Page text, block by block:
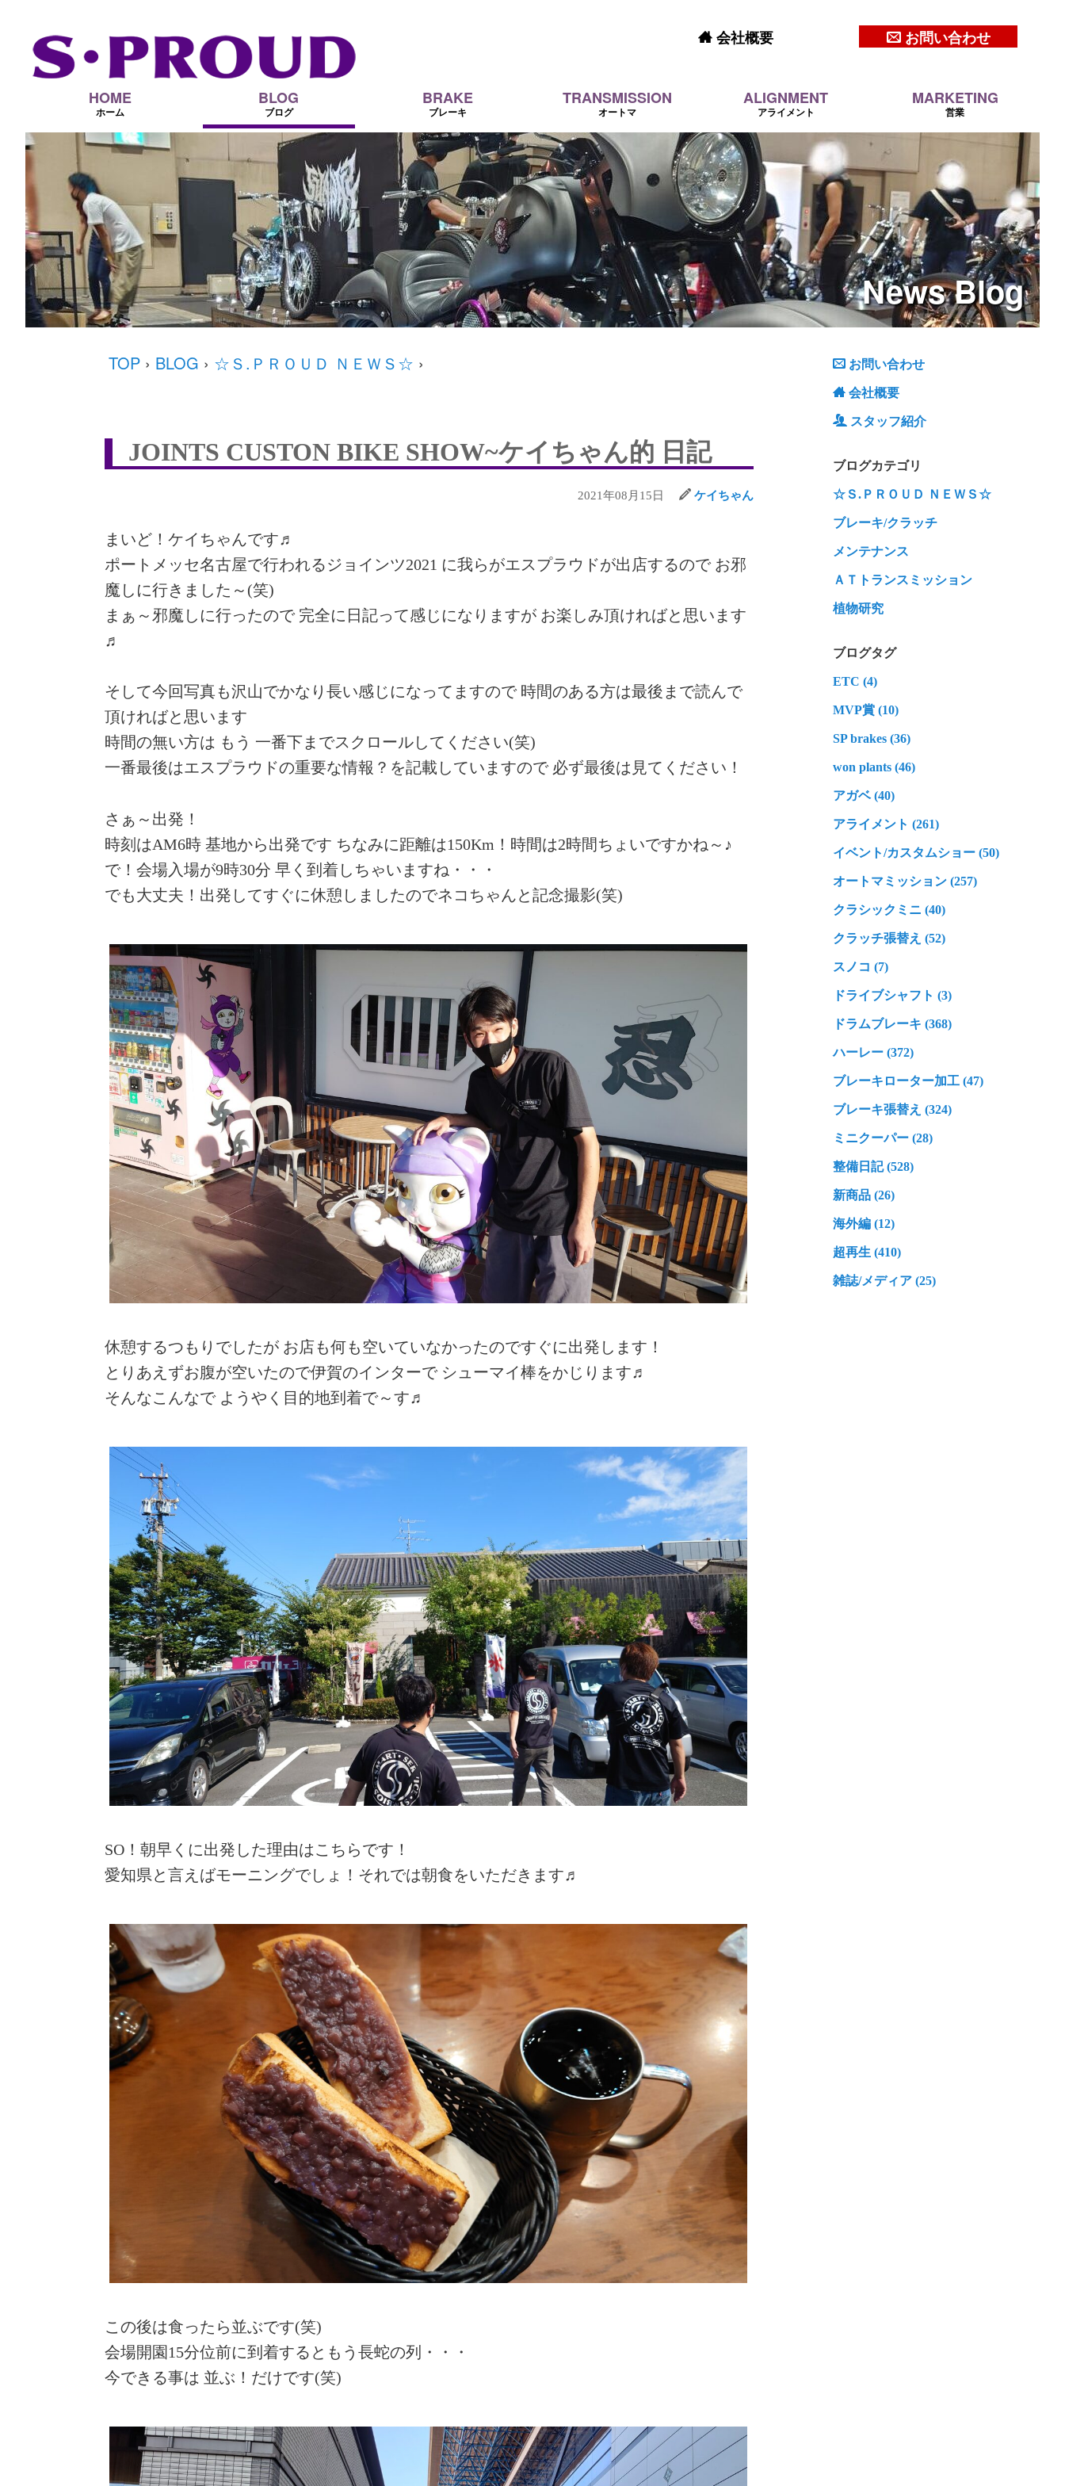
会社概要 お問い合わせ
HOME
ホーム
BLOG
ブログ
BRAKE
ブレーキ
TRANSMISSION
オートマ
ALIGNMENT
アライメント
MARKETING
営業
NewsBlog
TOP › BLOG › ☆Ｓ.ＰＲＯＵＤ ＮＥＷＳ☆ ›
JOINTS CUSTON BIKE SHOW~ケイちゃん的 日記
2021年08月15日 ケイちゃん
まいど！ケイちゃんです♬
ポートメッセ名古屋で行われるジョインツ2021 に我らがエスプラウドが出店するので お邪
魔しに行きました～(笑)
まぁ～邪魔しに行ったので 完全に日記って感じになりますが お楽しみ頂ければと思います
♬
そして今回写真も沢山でかなり長い感じになってますので 時間のある方は最後まで読んで
頂ければと思います
時間の無い方は もう 一番下までスクロールしてください(笑)
一番最後はエスプラウドの重要な情報？を記載していますので 必ず最後は見てください！
さぁ～出発！
時刻はAM6時 基地から出発です ちなみに距離は150Km！時間は2時間ちょいですかね～♪
で！会場入場が9時30分 早く到着しちゃいますね・・・
でも大丈夫！出発してすぐに休憩しましたのでネコちゃんと記念撮影(笑)
休憩するつもりでしたが お店も何も空いていなかったのですぐに出発します！
とりあえずお腹が空いたので伊賀のインターで シューマイ棒をかじります♬
そんなこんなで ようやく目的地到着で～す♬
SO！朝早くに出発した理由はこちらです！
愛知県と言えばモーニングでしょ！それでは朝食をいただきます♬
この後は食ったら並ぶです(笑)
会場開園15分位前に到着するともう長蛇の列・・・
今できる事は 並ぶ！だけです(笑)
お問い合わせ
会社概要
スタッフ紹介
ブログカテゴリ
☆Ｓ.ＰＲＯＵＤ ＮＥＷＳ☆
ブレーキ/クラッチ
メンテナンス
ＡＴトランスミッション
植物研究
ブログタグ
ETC (4)
MVP賞 (10)
SP brakes (36)
won plants (46)
アガベ (40)
アライメント (261)
イベント/カスタムショー (50)
オートマミッション (257)
クラシックミニ (40)
クラッチ張替え (52)
スノコ (7)
ドライブシャフト (3)
ドラムブレーキ (368)
ハーレー (372)
ブレーキローター加工 (47)
ブレーキ張替え (324)
ミニクーパー (28)
整備日記 (528)
新商品 (26)
海外編 (12)
超再生 (410)
雑誌/メディア (25)